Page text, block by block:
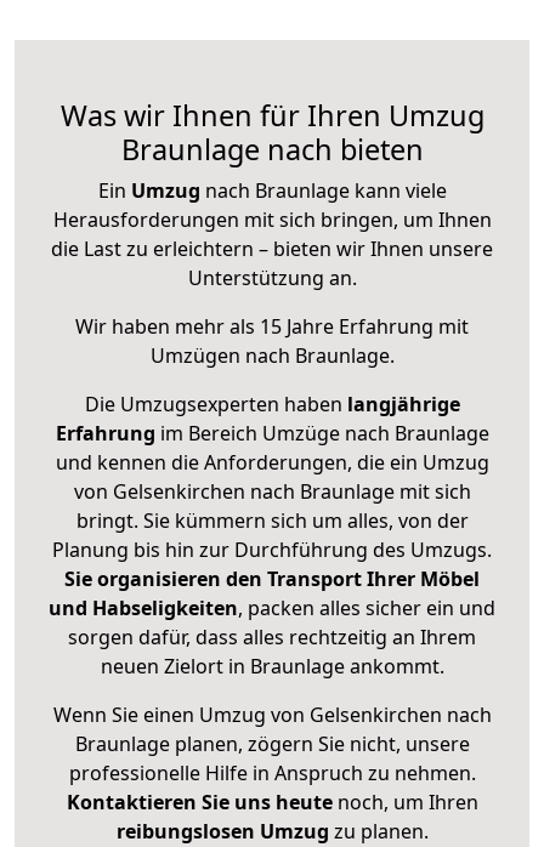
Was wir Ihnen für Ihren Umzug
Braunlage nach bieten
Ein Umzug nach Braunlage kann viele
Herausforderungen mit sich bringen, um Ihnen
die Last zu erleichtern – bieten wir Ihnen unsere
Unterstützung an.
Wir haben mehr als 15 Jahre Erfahrung mit
Umzügen nach Braunlage.
Die Umzugsexperten haben langjährige
Erfahrung im Bereich Umzüge nach Braunlage
und kennen die Anforderungen, die ein Umzug
von Gelsenkirchen nach Braunlage mit sich
bringt. Sie kümmern sich um alles, von der
Planung bis hin zur Durchführung des Umzugs.
Sie organisieren den Transport Ihrer Möbel
und Habseligkeiten, packen alles sicher ein und
sorgen dafür, dass alles rechtzeitig an Ihrem
neuen Zielort in Braunlage ankommt.
Wenn Sie einen Umzug von Gelsenkirchen nach
Braunlage planen, zögern Sie nicht, unsere
professionelle Hilfe in Anspruch zu nehmen.
Kontaktieren Sie uns heutenoch, um Ihren
reibungslosen Umzug zu planen.